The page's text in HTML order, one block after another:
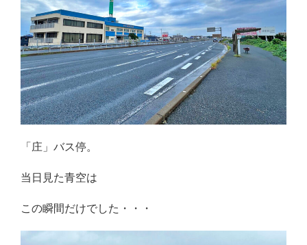
「庄」バス停。
当日見た青空は
この瞬間だけでした・・・